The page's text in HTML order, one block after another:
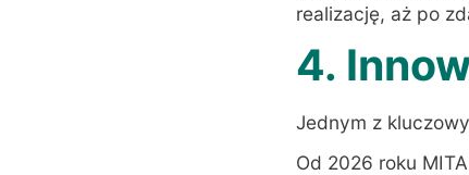
realizację, aż po
4.
Jednym z
Od 2026 roku